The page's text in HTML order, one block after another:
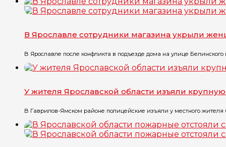
В Ярославле сотрудники магазина укрыли
В Ярославле после конфликта в подъезде дома на улице Белинского
У жителя Ярославской области изъяли
В Гаврилов-Ямском районе полицейские изъяли у местного жителя